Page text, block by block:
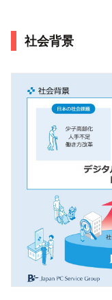
社会背景